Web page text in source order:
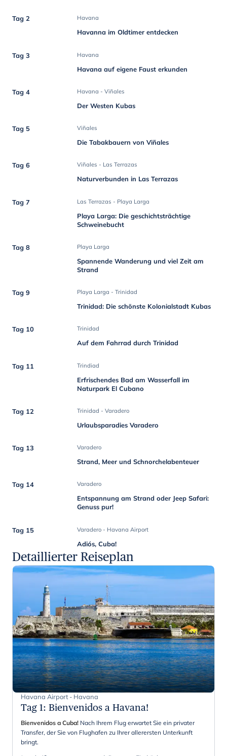
Tag 2 Havana
Havanna im Oldtimer entdecken
Tag 3 Havana
Havana auf eigene Faust erkunden
Tag 4 Havana - Viñales
Der Westen Kubas
Tag 5 Viñales
Die Tabakbauern von Viñales
Tag 6 Viñales - Las Terrazas
Naturverbunden in Las Terrazas
Tag 7 Las Terrazas - Playa Larga
Playa Larga: Die geschichtsträchtige
Schweinebucht
Tag 8 Playa Larga
Spannende Wanderung und viel Zeit am
Strand
Tag 9 Playa Larga - Trinidad
Trinidad: Die schönste Kolonialstadt Kubas
Tag 10 Trinidad
Auf dem Fahrrad durch Trinidad
Tag 11 Trindiad
Erfrischendes Bad am Wasserfall im
Naturpark El Cubano
Tag 12 Trinidad - Varadero
Urlaubsparadies Varadero
Tag 13 Varadero
Strand, Meer und Schnorchelabenteuer
Tag 14 Varadero
Entspannung am Strand oder Jeep Safari:
Genuss pur!
Tag 15 Varadero - Havana Airport
Adiós, Cuba!
Detaillierter Reiseplan
Havana Airport - Havana
Tag 1: Bienvenidos a Havana!
Bienvenidos a Cuba! Nach Ihrem Flug erwartet Sie ein privater
Transfer, der Sie von Flughafen zu Ihrer allerersten Unterkunft
bringt.